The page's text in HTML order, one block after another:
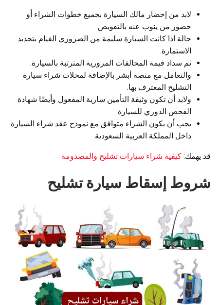
لابد من إحضار مالك السيارة بجميع خطوات الشراء أو
حضور من ينوب عنه بالتفويض.
حالة اذا كانت السيارة سليمة من الضروري القيام بتجديد
الاستمارة.
ثم سداد قيمة المخالفات المرورية المترتبة بالسيارة.
والتعامل مع منصة أبشر بالإضافة لمحلات شراء سيارة
التشليح المعترف بها.
ولابد أن تكون وثيقة التأمين سارية المفعول وأيضًا شهادة
الفحص الدوري للسيارة.
يجب أن يكون الشراء متوافق مع نموذج عقد شراء السيارة
داخل المملكة العربية السعودية.
قد يهمك: كيفية شراء سيارات تشليح والمصدومة
شروط إسقاط سيارة تشليح